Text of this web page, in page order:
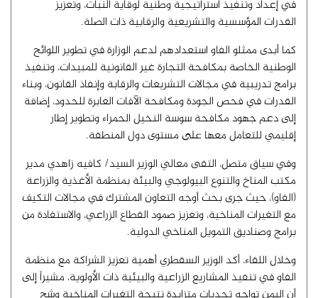
في إعداد وتنفيذ استراتيجية وطنية لوقاية النبات، وتعزيز
القدرات المؤسسية والتشريعية والرقابية ذات الصلة.
كما أبدى ممثلو الفاو استعدادهم لدعم الوزارة في تطوير اللوائح
الوطنية الخاصة بمكافحة التجارة غير القانونية للمبيدات، وتنفيذ
برامج تدريبية في مجالات التشريعات والرقابة وإنفاذ القانون، وبناء
القدرات في فحص الجودة ومكافحة الآفات العابرة للحدود، إضافة
إلى دعم جهود مكافحة سوسة النخيل الحمراء وتطوير إطار
إقليمي للتعامل معها على مستوى دول المنطقة.
وفي سياق متصل، التقى معالي الوزير السيد/ كافيه زاهدي مدير
مكتب المناخ والتنوع البيولوجي والبيئة بمنظمة الأغذية والزراعة
(الفاو)، حيث جرى بحث أوجه التعاون المشترك في مجالات التكيف
مع التغيرات المناخية، وتعزيز صمود القطاع الزراعي، والاستفادة من
برامج وصناديق التمويل المناخي الدولية.
وخلال اللقاء، أكد الوزير السقطري أهمية تعزيز الشراكة مع منظمة
الفاو في تنفيذ المشاريع الزراعية والبيئية ذات الأولوية، مشيراً إلى